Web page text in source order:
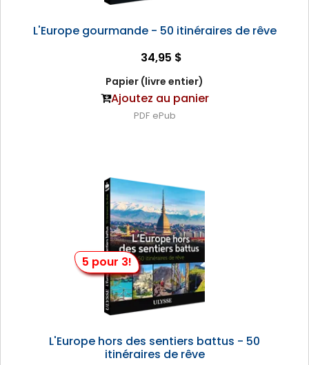
L'Europe gourmande - 50 itinéraires de rêve
34,95 $
Papier (livre entier)
Ajoutez au panier
PDF ePub
5 pour 3!
L'Europe hors des sentiers battus - 50
itinéraires de rêve